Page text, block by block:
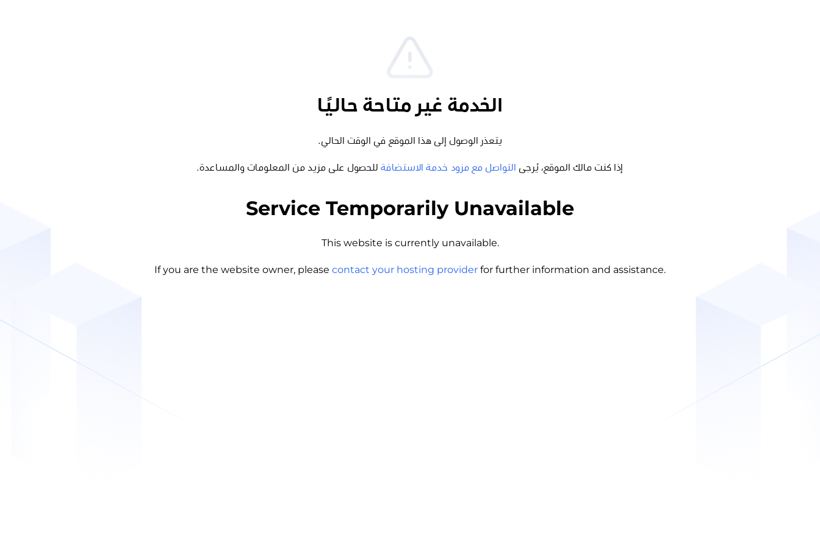
الخدمة غير متاحة حاليًا
يتعذر الوصول إلى هذا الموقع في الوقت الحالي.
إذا كنت مالك الموقع، يُرجى التواصل مع مزود خدمة الاستضافة للحصول على مزيد من المعلومات والمساعدة.
Service Temporarily Unavailable
This website is currently unavailable.
If you are the website owner, please contact your hosting provider for further information and assistance.